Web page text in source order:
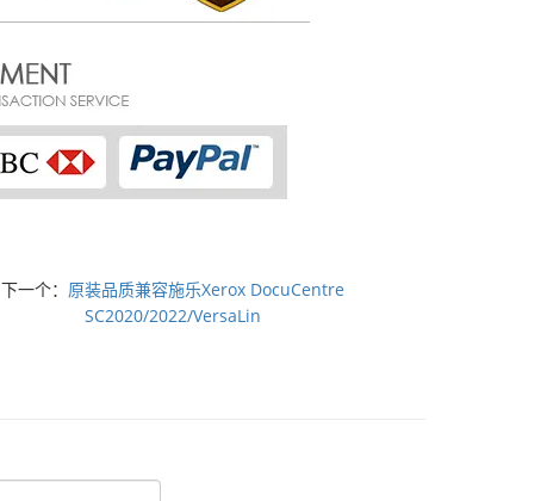
下一个： 原装品质兼容施乐Xerox DocuCentre
SC2020/2022/VersaLin